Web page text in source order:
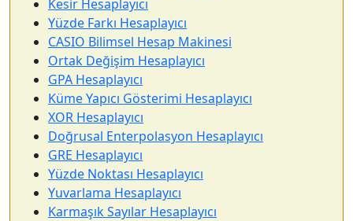
Kesir Hesaplayıcı
Yüzde Farkı Hesaplayıcı
CASIO Bilimsel Hesap Makinesi
Ortak Değişim Hesaplayıcı
GPA Hesaplayıcı
Küme Yapıcı Gösterimi Hesaplayıcı
XOR Hesaplayıcı
Doğrusal Enterpolasyon Hesaplayıcı
GRE Hesaplayıcı
Yüzde Noktası Hesaplayıcı
Yuvarlama Hesaplayıcı
Karmaşık Sayılar Hesaplayıcı